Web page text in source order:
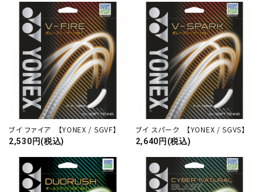
ブイ ファイア 【YONEX / SGVF】
2,530円(税込)
ブイ スパーク 【YONEX / SGVS】
2,640円(税込)